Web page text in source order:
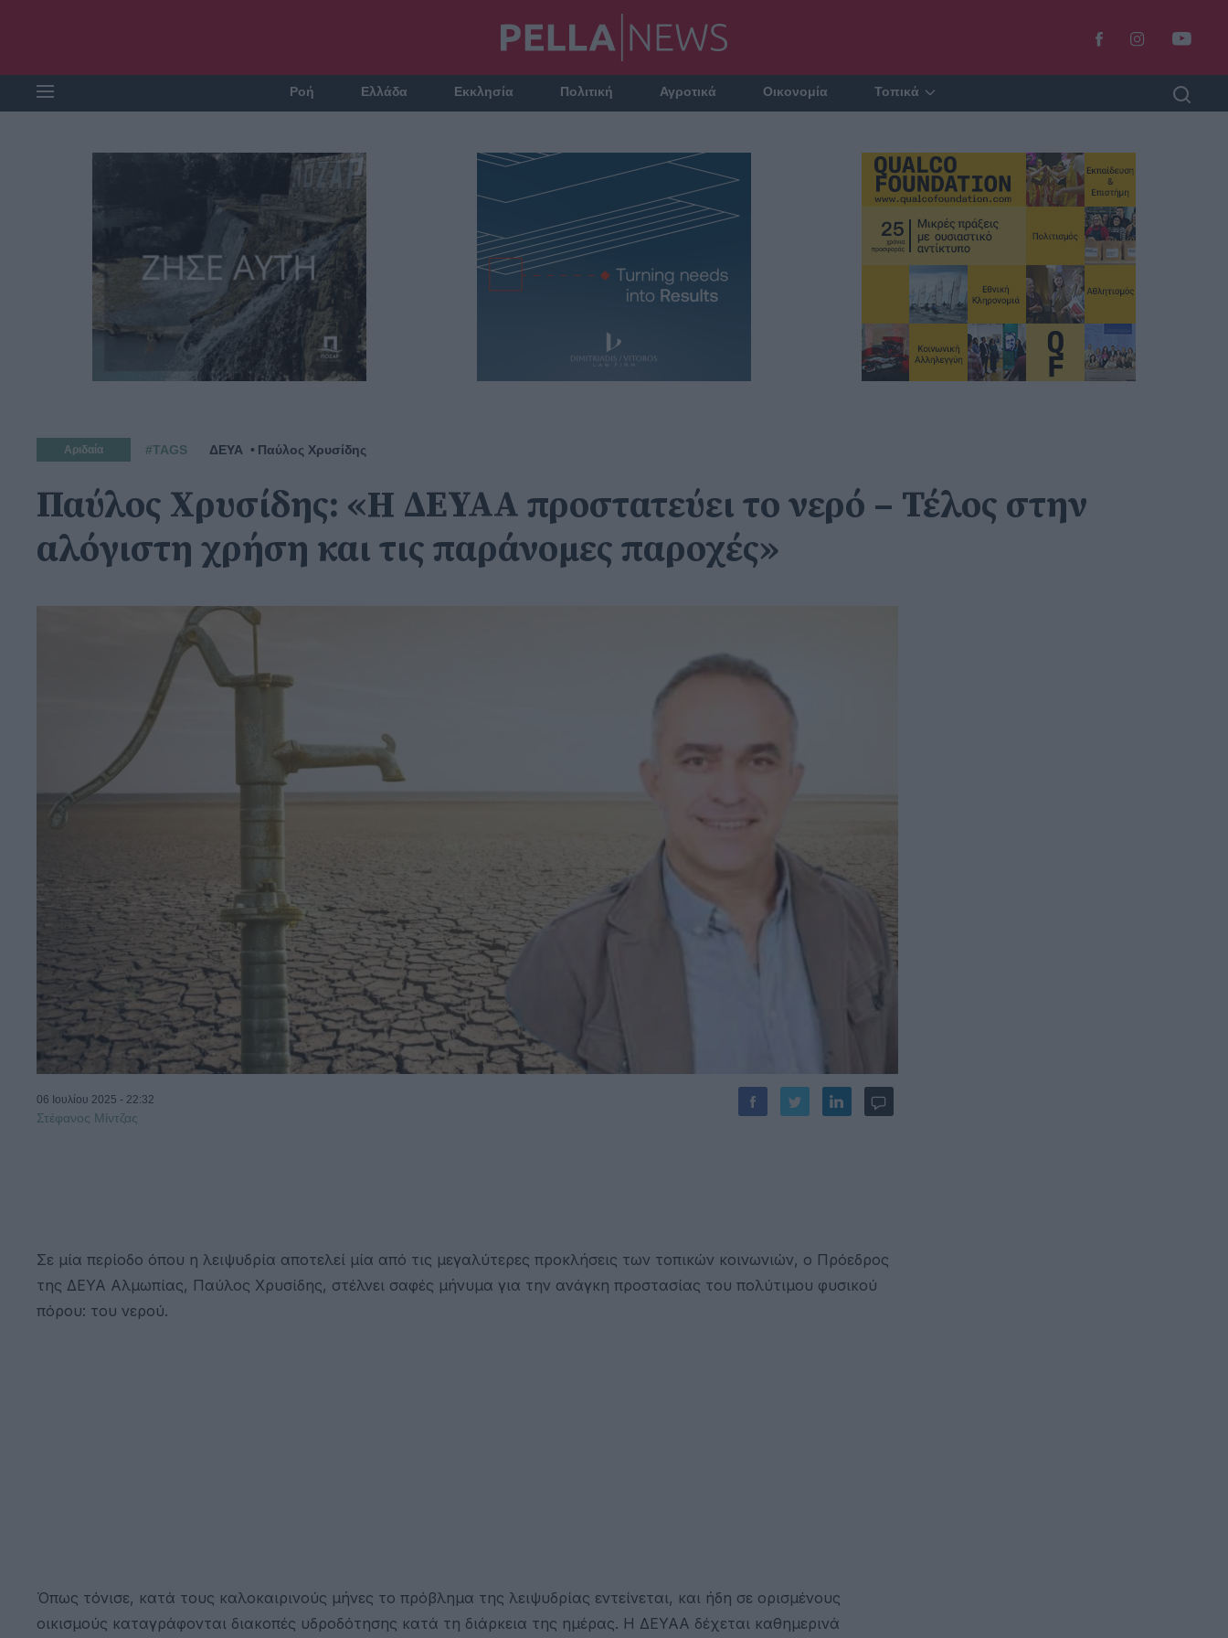
Ροή Ελλάδα Εκκλησία Πολιτική Αγροτικά Οικονομία Τοπικά
Αριδαία #TAGS ΔΕΥΑ Παύλος Χρυσίδης
Παύλος Χρυσίδης: «Η ΔΕΥΑΑ προστατεύει το νερό – Τέλος στην
αλόγιστη χρήση και τις παράνομες παροχές»
06 Ιουλίου 2025 - 22:32
Στέφανος Μίντζας
Σε μία περίοδο όπου η λειψυδρία αποτελεί μία από τις μεγαλύτερες προκλήσεις των τοπικών κοινωνιών, ο Πρόεδρος
της ΔΕΥΑ Αλμωπίας, Παύλος Χρυσίδης, στέλνει σαφές μήνυμα για την ανάγκη προστασίας του πολύτιμου φυσικού
πόρου: του νερού.
Όπως τόνισε, κατά τους καλοκαιρινούς μήνες το πρόβλημα της λειψυδρίας εντείνεται, και ήδη σε ορισμένους
οικισμούς καταγράφονται διακοπές υδροδότησης κατά τη διάρκεια της ημέρας. Η ΔΕΥΑΑ δέχεται καθημερινά